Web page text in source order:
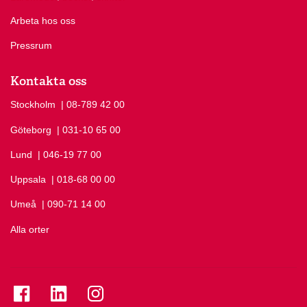
Arbeta hos oss
Pressrum
Kontakta oss
Stockholm Ring Stockholm på
| 08-789 42 00
Göteborg Ring Göteborg på
| 031-10 65 00
Lund Ring Lund på
| 046-19 77 00
Uppsala Ring Uppsala på
| 018-68 00 00
Umeå Ring Umeå på
| 090-71 14 00
Alla orter
Se folkuniversitetet på Facebook
Se folkuniversitetet på LinkedIn